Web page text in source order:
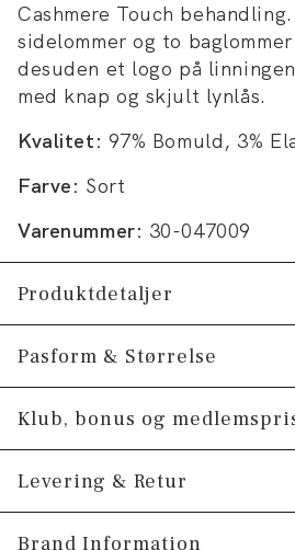
Cashmere Touch
sidelommer og to
desuden et logo på
med knap og skjult lynlås.
Kvalitet: 97% Bomuld, 3%
Farve: Sort
Varenummer: 30-047009
Produktdetaljer
Bagpå er der to lommer.
Der er tre lommer på
er en møntlomme.
Ekstra blødt og
stof.
Bukserne har gylp med
Pasform & Størrelse
Fit:Tapered fit
smallere over lår og ned ad
Smallere pasform fra knæ
Klub, bonus og
Tilmeld dig Klub
Spar 10% på din første ordre *
Levering & Retur
1-2 hverdage.
Brand Information